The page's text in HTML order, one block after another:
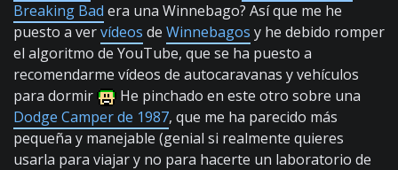
Breaking Bad era una Winnebago? Así que me he
puesto a vervídeos de Winnebagos y he debido romper
el algoritmo de YouTube, que se ha puesto a
recomendarme vídeos de autocaravanas y vehículos
para dormir
He pinchado en este otro sobre una
Dodge Camper de 1987, que me ha parecido más
pequeña y manejable (genial si realmente quieres
usarla para viajar y no para hacerte un laboratorio de